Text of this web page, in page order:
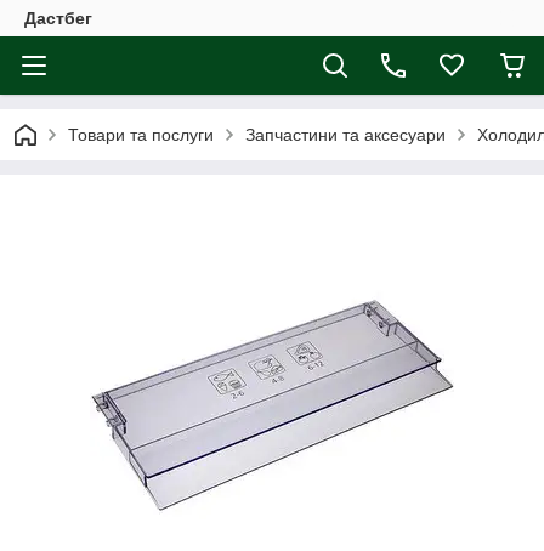
Дастбег
Товари та послуги Запчастини та аксесуари